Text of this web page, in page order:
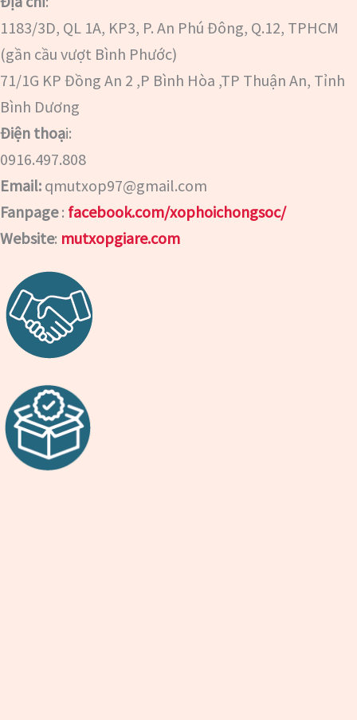
1183/3D, QL 1A, KP3, P. An Phú Đông, Q.12, TPHCM
(gần cầu vượt Bình Phước)
71/1G KP Đồng An 2 ,P Bình Hòa ,TP Thuận An, Tỉnh
Bình Dương
Điện thoại:
0916.497.808
Email: qmutxop97@gmail.com
Fanpage: facebook.com/xophoichongsoc/
Website: mutxopgiare.com